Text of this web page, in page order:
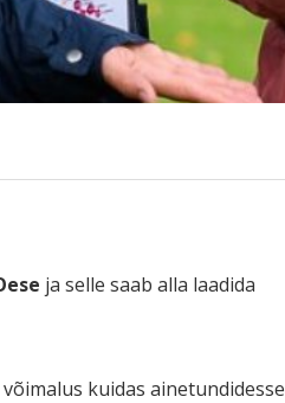
ja selle saab alla laadida
kuidas ainetundidesse